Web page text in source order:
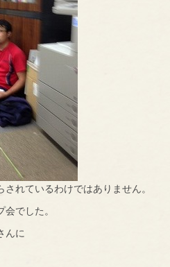
れているわけではありません。
でした。
んに